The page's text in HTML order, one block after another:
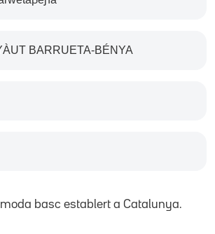
BARRUETA-BÉNYA
basc establert a Catalunya.